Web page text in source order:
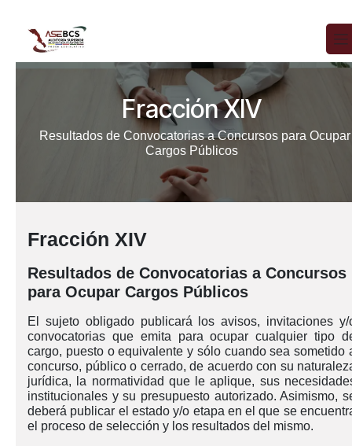
Fracción XIV
Resultados de Convocatorias a Concursos para Ocupar
Cargos Públicos
Fracción XIV
Resultados de Convocatorias a Concursos
para Ocupar Cargos Públicos
El sujeto obligado publicará los avisos, invitaciones y/
convocatorias que emita para ocupar cualquier tipo
cargo, puesto o equivalente y sólo cuando sea sometido
concurso, público o cerrado, de acuerdo con su
jurídica, la normatividad que le aplique, sus
institucionales y su presupuesto autorizado. Asimismo,
deberá publicar el estado y/o etapa en el que se
el proceso de selección y los resultados del mismo.